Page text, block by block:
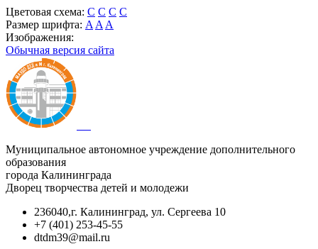
Цветовая схема: C C C C
Размер шрифта: A A A
Изображения:
Обычная версия сайта
Муниципальное автономное учреждение дополнительного
образования
города Калининграда
Дворец творчества детей и молодежи
236040,г. Калининград, ул. Сергеева 10
+7 (401) 253-45-55
dtdm39@mail.ru